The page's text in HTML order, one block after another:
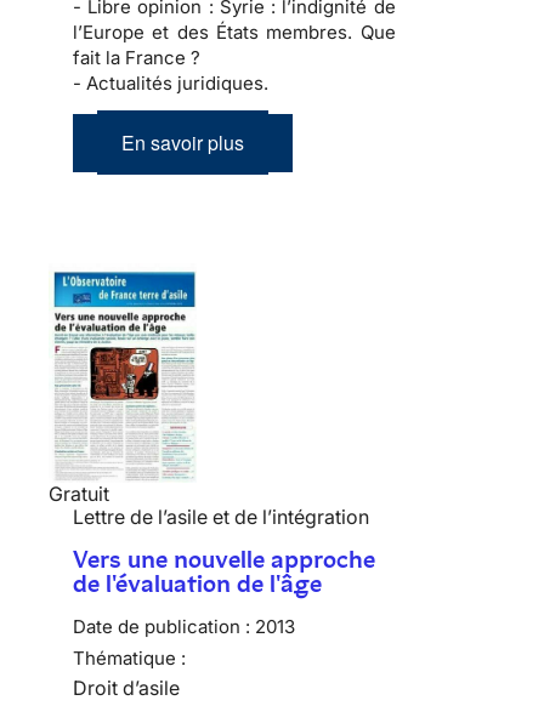
- Libre opinion : Syrie : l’indignité de
l’Europe et des États membres. Que
fait la France ?
- Actualités juridiques.
En savoir plus
Gratuit
Lettre de l’asile et de l’intégration
Vers une nouvelle approche
de l'évaluation de l'âge
Date de publication : 2013
Thématique :
Droit d’asile